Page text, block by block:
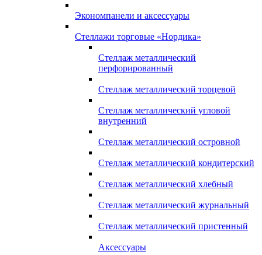
Экономпанели и аксессуары
Стеллажи торговые «Нордика»
Стеллаж металлический
перфорированный
Стеллаж металлический торцевой
Стеллаж металлический угловой
внутренний
Стеллаж металлический островной
Стеллаж металлический кондитерский
Стеллаж металлический хлебный
Стеллаж металлический журнальный
Стеллаж металлический пристенный
Аксессуары